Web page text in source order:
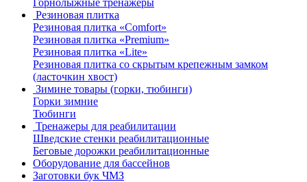
Горнолыжные тренажеры
Резиновая плитка
Резиновая плитка «Comfort»
Резиновая плитка «Premium»
Резиновая плитка «Lite»
Резиновая плитка со скрытым крепежным замком
(ласточкин хвост)
Зимине товары (горки, тюбинги)
Горки зимние
Тюбинги
Тренажеры для реабилитации
Шведские стенки реабилитационные
Беговые дорожки реабилитационные
Оборудование для бассейнов
Заготовки бук ЧМЗ